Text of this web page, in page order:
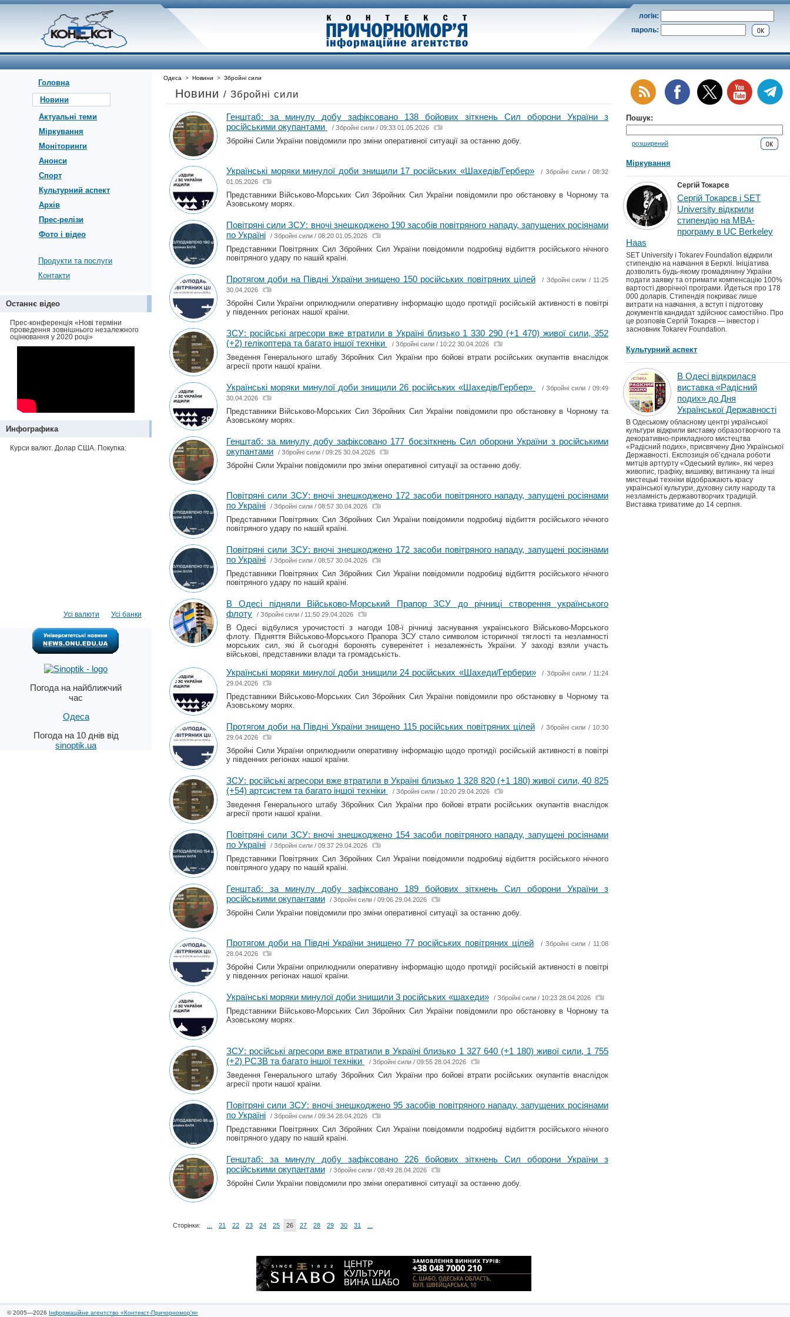
логін:
пароль:
Головна
Новини
Актуальні теми
Міркування
Моніторинги
Анонси
Спорт
Культурний аспект
Архів
Прес-релізи
Фото і відео
Продукти та послуги
Контакти
Останнє відео
Прес-конференція «Нові терміни
проведення зовнішнього незалежного
оцінювання у 2020 році»
Инфографика
Курси валют. Долар США. Покупка:
Усі банки
Усі валюти
Погода на найближчий
час
Одеса
Погода на 10 днів від
sinoptik.ua
Одеса > Новини > Збройні сили
Новини / Збройні сили
Генштаб: за минулу добу зафіксовано 138 бойових зіткнень Сил оборони України з
російськими окупантами
/ Збройні сили / 09:33 01.05.2026
Збройні Сили України повідомили про зміни оперативної ситуації за останню добу.
Українські моряки минулої доби знищили 17 російських «Шахедів/Гербер» / Збройні сили/ 08:32
01.05.2026
Представники Військово-Морських Сил Збройних Сил України повідомили про обстановку в Чорному та
Азовському морях.
Повітряні сили ЗСУ: вночі знешкоджено 190 засобів повітряного нападу, запущених росіянами
по Україні
/ Збройні сили / 08:20 01.05.2026
Представники Повітряних Сил Збройних Сил України повідомили подробиці відбиття російського нічного
повітряного удару по нашій країні.
Протягом доби на Півдні України знищено 150 російських повітряних цілей / Збройні сили / 11:25
30.04.2026
Збройні Сили України оприлюднили оперативну інформацію щодо протидії російській активності в повітрі
у південних регіонах нашої країни.
ЗСУ: російські агресори вже втратили в Україні близько 1 330 290 (+1 470) живої сили, 352
(+2) гелікоптера та багато іншої техніки
/ Збройні сили / 10:22 30.04.2026
Зведення Генерального штабу Збройних Сил України про бойові втрати російських окупантів внаслідок
агресії проти нашої країни.
Українські моряки минулої доби знищили 26 російських «Шахедів/Гербер» /Збройні сили / 09:49
30.04.2026
Представники Військово-Морських Сил Збройних Сил України повідомили про обстановку в Чорному та
Азовському морях.
Генштаб: за минулу добу зафіксовано 177 боєзіткнень Сил оборони України з російськими
окупантами
/ Збройні сили / 09:25 30.04.2026
Збройні Сили України повідомили про зміни оперативної ситуації за останню добу.
Повітряні сили ЗСУ: вночі знешкоджено 172 засоби повітряного нападу, запущені росіянами
по Україні
/ Збройні сили / 08:57 30.04.2026
Представники Повітряних Сил Збройних Сил України повідомили подробиці відбиття російського нічного
повітряного удару по нашій країні.
Повітряні сили ЗСУ: вночі знешкоджено 172 засоби повітряного нападу, запущені росіянами
по Україні
/ Збройні сили / 08:57 30.04.2026
Представники Повітряних Сил Збройних Сил України повідомили подробиці відбиття російського нічного
повітряного удару по нашій країні.
В Одесі підняли Військово-Морський Прапор ЗСУ до річниці створення українського
флоту
/ Збройні сили / 11:50 29.04.2026
В Одесі відбулися урочистості з нагоди 108-ї річниці заснування українського Військово-Морського
флоту. Підняття Військово-Морського Прапора ЗСУ стало символом історичної тяглості та незламності
морських сил, які й сьогодні боронять суверенітет і незалежність України. У заході взяли участь
військові, представники влади та громадськість.
Українські моряки минулої доби знищили 24 російських «Шахеди/Гербери» / Збройні сили / 11:24
29.04.2026
Представники Військово-Морських Сил Збройних Сил України повідомили про обстановку в Чорному та
Азовському морях.
Протягом доби на Півдні України знищено 115 російських повітряних цілей / Збройні сили / 10:30
29.04.2026
Збройні Сили України оприлюднили оперативну інформацію щодо протидії російській активності в повітрі
у південних регіонах нашої країни.
ЗСУ: російські агресори вже втратили в Україні близько 1 328 820 (+1 180) живої сили, 40 825
(+54) артсистем та багато іншої техніки
/ Збройні сили / 10:20 29.04.2026
Зведення Генерального штабу Збройних Сил України про бойові втрати російських окупантів внаслідок
агресії проти нашої країни.
Повітряні сили ЗСУ: вночі знешкоджено 154 засоби повітряного нападу, запущені росіянами
по Україні
/ Збройні сили / 09:37 29.04.2026
Представники Повітряних Сил Збройних Сил України повідомили подробиці відбиття російського нічного
повітряного удару по нашій країні.
Генштаб: за минулу добу зафіксовано 189 бойових зіткнень Сил оборони України з
російськими окупантами
/ Збройні сили / 09:06 29.04.2026
Збройні Сили України повідомили про зміни оперативної ситуації за останню добу.
Протягом доби на Півдні України знищено 77 російських повітряних цілей / Збройні сили / 11:08
28.04.2026
Збройні Сили України оприлюднили оперативну інформацію щодо протидії російській активності в повітрі
у південних регіонах нашої країни.
Українські моряки минулої доби знищили 3 російських «шахеди» / Збройні сили / 10:23 28.04.2026
Представники Військово-Морських Сил Збройних Сил України повідомили про обстановку в Чорному та
Азовському морях.
ЗСУ: російські агресори вже втратили в Україні близько 1 327 640 (+1 180) живої сили, 1 755
(+2) РСЗВ та багато іншої техніки
/ Збройні сили / 09:55 28.04.2026
Зведення Генерального штабу Збройних Сил України про бойові втрати російських окупантів внаслідок
агресії проти нашої країни.
Повітряні сили ЗСУ: вночі знешкоджено 95 засобів повітряного нападу, запущених росіянами
по Україні
/ Збройні сили / 09:34 28.04.2026
Представники Повітряних Сил Збройних Сил України повідомили подробиці відбиття російського нічного
повітряного удару по нашій країні.
Генштаб: за минулу добу зафіксовано 226 бойових зіткнень Сил оборони України з
російськими окупантами
/ Збройні сили / 08:49 28.04.2026
Збройні Сили України повідомили про зміни оперативної ситуації за останню добу.
Сторінки: 21 22 23 24 25 26 27 28 29 30 31
Пошук:
розширений
Міркування
Сергій Токарєв
Сергій Токарєв і SET
University відкрили
стипендію на MBA-
програму в UC Berkeley
Haas
SET University і Tokarev Foundation відкрили
стипендію на навчання в Берклі. Ініціатива
дозволить будь-якому громадянину України
подати заявку та отримати компенсацію 100%
вартості дворічної програми. Йдеться про 178
000 доларів. Стипендія покриває лише
витрати на навчання, а вступ і підготовку
документів кандидат здійснює самостійно. Про
це розповів Сергій Токарєв — інвестор і
засновник Tokarev Foundation.
Культурний аспект
В Одесі відкрилася
виставка «Радісний
подих» до Дня
Української Державності
В Одеському обласному центрі української
культури відкрили виставку образотворчого та
декоративно-прикладного мистецтва
«Радісний подих», присвячену Дню Української
Державності. Експозиція об’єднала роботи
митців артгурту «Одеський вулик», які через
живопис, графіку, вишивку, витинанку та інші
мистецькі техніки відображають красу
української культури, духовну силу народу та
незламність державотворчих традицій.
Виставка триватиме до 14 серпня.
© 2005—2026 Інформаційне агентство «Контекст-Причорномор'я»